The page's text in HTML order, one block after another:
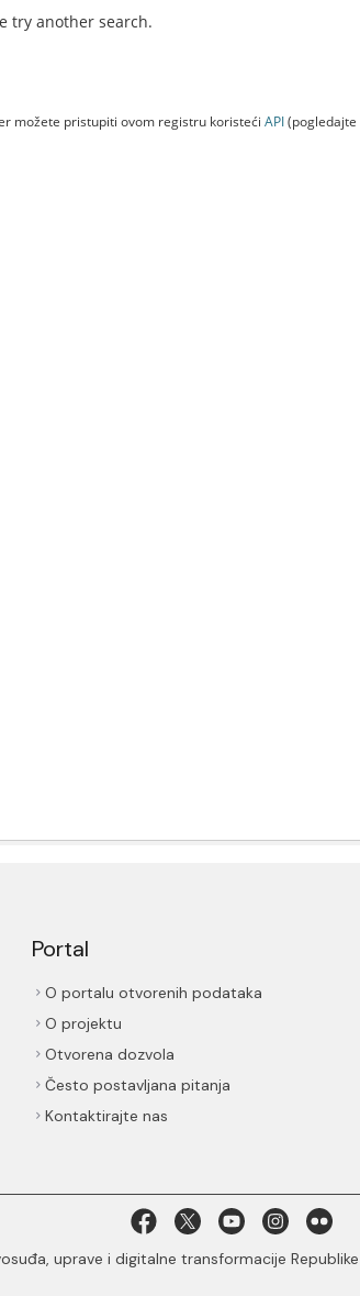
try another search.
možete pristupiti ovom registru koristeći API(pogledajte